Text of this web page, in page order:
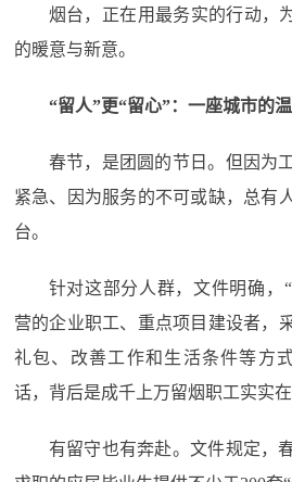
烟台，正在用最务实的行动，
的暖意与新意。
“留人”更“留心”：一座城市的
春节，是团圆的节日。但因为
紧急、因为服务的不可或缺，总有
台。
针对这部分人群，文件明确，
营的企业职工、重点项目建设者，
礼包、改善工作和生活条件等方
话，背后是成千上万留烟职工实实在
有留守也有奔赴。文件规定，